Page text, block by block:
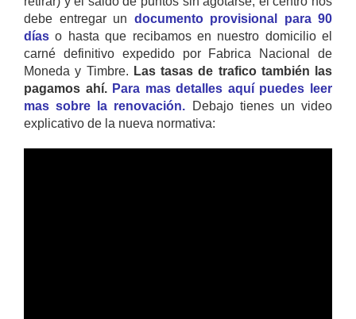
debe entregar un documento provisional para 90
días o hasta que recibamos en nuestro domicilio el
carné definitivo expedido por Fabrica Nacional de
Moneda y Timbre. Las tasas de trafico también las
pagamos ahí. Para mas detalles aquí puedes leer
mas sobre la renovación. Debajo tienes un video
explicativo de la nueva normativa: